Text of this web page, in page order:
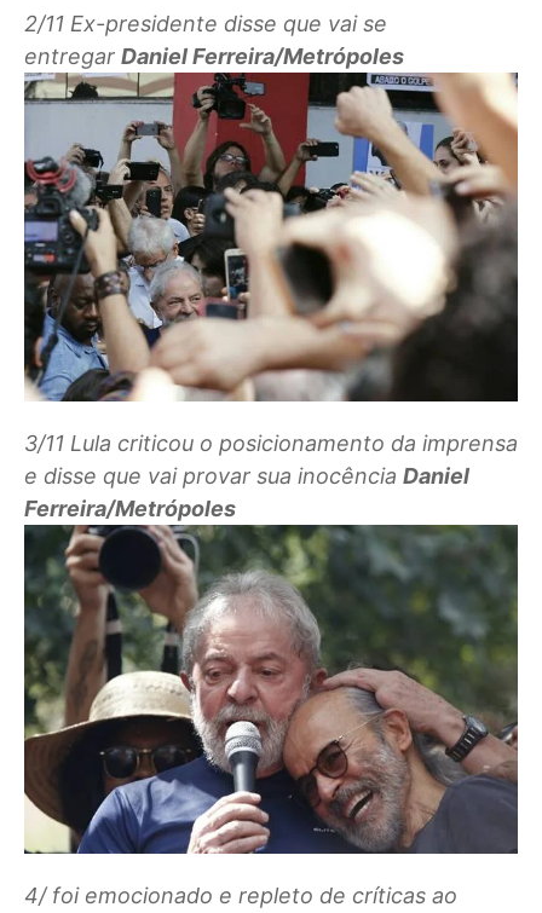
2/11 Ex-presidente disse que vai se
entregar Daniel Ferreira/Metrópoles
3/11 Lula criticou o posicionamento da imprensa
e disse que vai provar sua inocência Daniel
Ferreira/Metrópoles
4/foi emocionado e repleto de críticas ao